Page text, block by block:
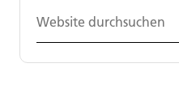
Website durchsuchen